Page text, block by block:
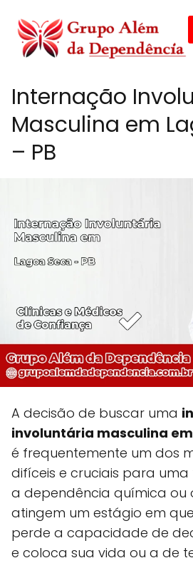
Internação
Masculina em
– PB
A decisão de buscar uma
involuntária masculina
é frequentemente um dos
difíceis e cruciais para
a dependência química ou
atingem um estágio em
perde a capacidade de
e coloca sua vida ou a de